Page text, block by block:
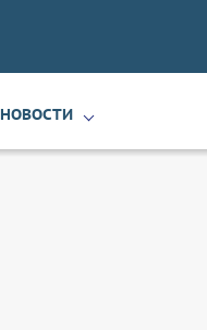
НОВОСТИ